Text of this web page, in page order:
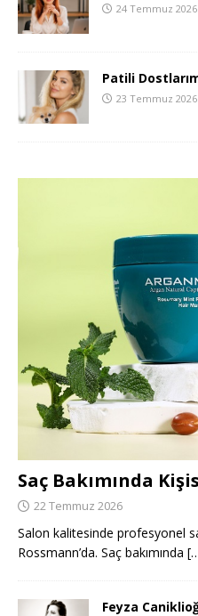
24 Temmuz 2026
Patili
23 Temmuz 2026
Saç Bakımında
22 Temmuz 2026
Salon kalitesinde profesyonel
Rossmann’da. Saç bakımında
Feyza